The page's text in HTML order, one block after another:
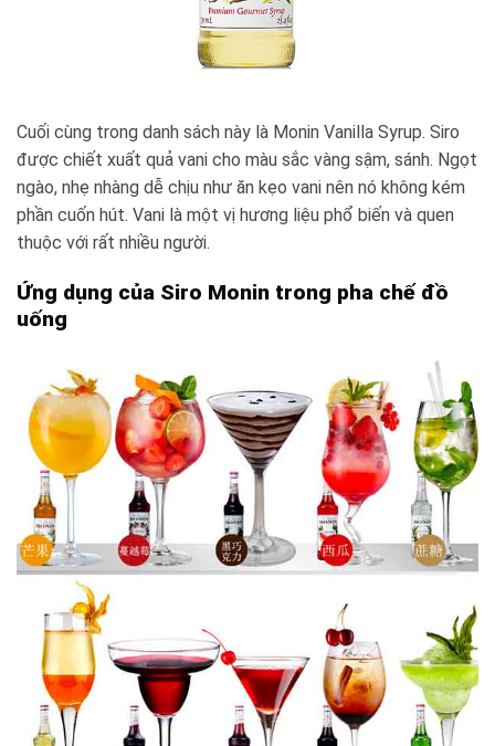
Cuối cùng trong danh sách này là Monin Vanilla Syrup. Siro
được chiết xuất quả vani cho màu sắc vàng sậm, sánh. Ngọt
ngào, nhẹ nhàng dễ chịu như ăn kẹo vani nên nó không kém
phần cuốn hút. Vani là một vị hương liệu phổ biến và quen
thuộc với rất nhiều người.
Ứng dụng của Siro Monin trong pha chế đồ
uống